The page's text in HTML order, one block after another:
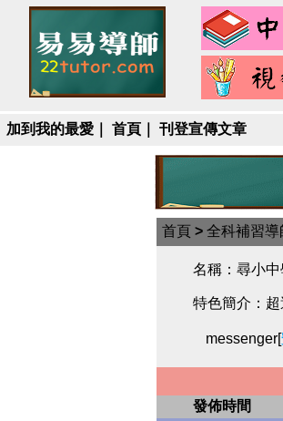
加到我的最愛 首頁 刊登宣傳文章
首頁 > 全科補習導
名稱：尋小中
特色簡介：超
messenger[
發佈時間